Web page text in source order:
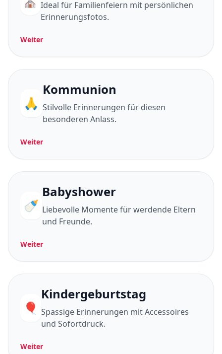
Ideal für Familienfeiern mit persönlichen
Erinnerungsfotos.
Weiter
🙏
Kommunion
Stilvolle Erinnerungen für diesen
besonderen Anlass.
Weiter
🍼
Babyshower
Liebevolle Momente für werdende Eltern
und Freunde.
Weiter
🎈
Kindergeburtstag
Spassige Erinnerungen mit Accessoires
und Sofortdruck.
Weiter